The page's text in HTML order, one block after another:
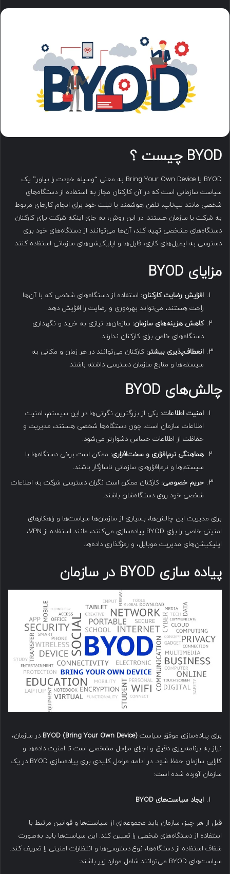
ا
ی
ل
BYOD چیست ؟
BYOD یا Bring Your Own Device به معنی “وسیله خودت را بیاور” یک
سیاست سازمانی است که در آن کارکنان مجاز به استفاده از دستگاه‌های
شخصی مانند لپ‌تاپ، تلفن هوشمند یا تبلت خود برای انجام کارهای مربوط
به شرکت یا سازمان هستند. در این روش، به جای اینکه شرکت برای کارکنان
دستگاه‌های مشخصی تهیه کند، آن‌ها می‌توانند از دستگاه‌های خود برای
دسترسی به ایمیل‌های کاری، فایل‌ها و اپلیکیشن‌های سازمانی استفاده کنند.
مزایای
افزایش رضایت کارکنان: استفاده از دستگاه‌های شخصی که با آن‌ها
راحت هستند، می‌تواند بهره‌وری و رضایت را افزایش دهد.
کاهش هزینه‌های سازمان: سازمان‌ها نیازی به خرید و نگهداری
دستگاه‌های خاص برای کارکنان ندارند.
انعطاف‌پذیری بیشتر: کارکنان می‌توانند در هر زمان و مکانی به
سیستم‌ها و منابع سازمان دسترسی داشته باشند.
چالش‌های
امنیت اطلاعات: یکی از بزرگترین نگرانی‌ها در این سیستم، امنیت
اطلاعات سازمان است. چون دستگاه‌ها شخصی هستند، مدیریت و
حفاظت از اطلاعات حساس دشوارتر می‌شود.
هماهنگی نرم‌افزاری و سخت‌افزاری: ممکن است برخی دستگاه‌ها با
سیستم‌ها و نرم‌افزارهای سازمانی ناسازگار باشند.
حریم خصوصی: کارکنان ممکن است نگران دسترسی شرکت به اطلاعات
شخصی خود روی دستگاه‌شان باشند.
برای مدیریت این چالش‌ها، بسیاری از سازمان‌ها سیاست‌ها و راهکارهای
امنیتی خاصی را برای BYOD پیاده‌سازی می‌کنند، مانند استفاده از VPN،
اپلیکیشن‌های مدیریت موبایل، و رمزگذاری داده‌ها.
پیاده سازی در سازمان
برای پیاده‌سازی موفق سیاست BYOD (Bring Your Own Device) در سازمان،
نیاز به برنامه‌ریزی دقیق و اجرای مراحل مشخصی است تا امنیت داده‌ها و
کارایی سازمان حفظ شود. در ادامه مراحل کلیدی برای پیاده‌سازی BYOD در یک
سازمان آورده شده است:
ایجاد سیاست‌های
قبل از هر چیز، سازمان باید مجموعه‌ای از سیاست‌ها و قوانین مرتبط با
استفاده از دستگاه‌های شخصی را تعیین کند. این سیاست‌ها باید به‌صورت
شفاف استفاده از دستگاه‌ها، نوع دسترسی‌ها و انتظارات امنیتی را تعریف کند.
سیاست‌های BYOD می‌توانند شامل موارد زیر باشند: